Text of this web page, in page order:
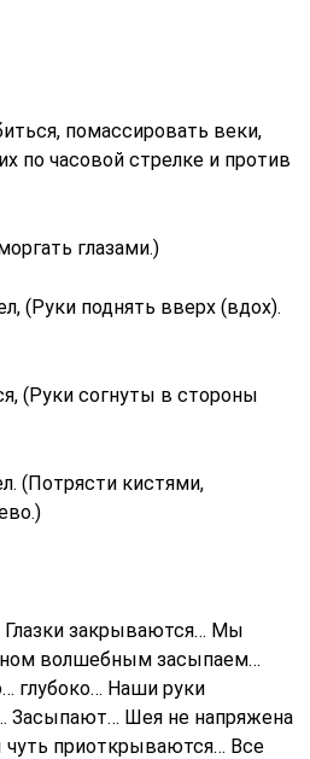
помассировать веки,
по часовой стрелке и против
глазами.)
(Руки поднять вверх (вдох).
(Руки согнуты в стороны
(Потрясти кистями,
закрываются… Мы
волшебным засыпаем…
глубоко… Наши руки
Шея не напряжена
чуть приоткрываются… Все